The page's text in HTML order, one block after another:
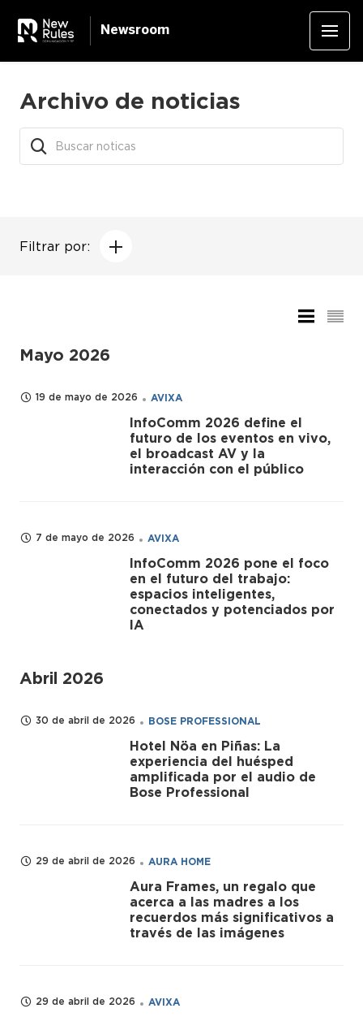
Newsroom
Archivo de noticias
Filtrar por:
Mayo 2026
19 de mayo de 2026 AVIXA
InfoComm 2026 define el
futuro de los eventos en vivo,
el broadcast AV y la
interacción con el público
7 de mayo de 2026 AVIXA
InfoComm 2026 pone el foco
en el futuro del trabajo:
espacios inteligentes,
conectados y potenciados por
IA
Abril 2026
30 de abril de 2026 BOSE PROFESSIONAL
Hotel Nöa en Piñas: La
experiencia del huésped
amplificada por el audio de
Bose Professional
29 de abril de 2026 AURA HOME
Aura Frames, un regalo que
acerca a las madres a los
recuerdos más significativos a
través de las imágenes
29 de abril de 2026 AVIXA